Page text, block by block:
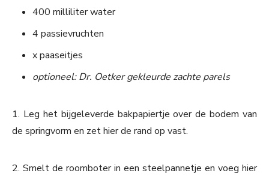
400 milliliter water
4 passievruchten
x paaseitjes
optioneel: Dr. Oetker gekleurde zachte parels
1. Leg het bijgeleverde bakpapiertje over de bodem van
de springvorm en zet hier de rand op vast.
2. Smelt de roomboter in een steelpannetje en voeg hier